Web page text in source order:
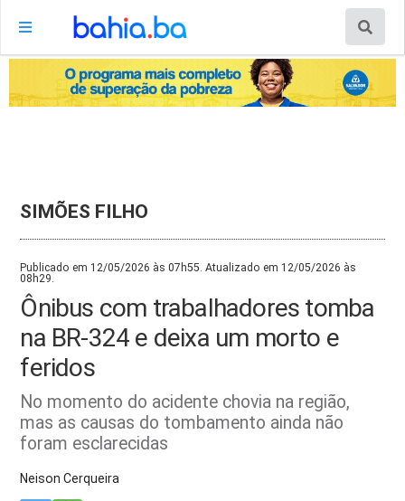
SIMÕES FILHO
Publicado em 12/05/2026 às 07h55. Atualizado em 12/05/2026 às
08h29.
Ônibus com trabalhadores tomba
na BR-324 e deixa um morto e
feridos
No momento do acidente chovia na região,
mas as causas do tombamento ainda não
foram esclarecidas
Neison Cerqueira